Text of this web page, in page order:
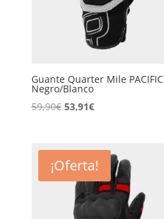
Guante Quarter Mile
Negro/Blanco
59,90€ El
era:
59,90€.
53,91€El
es:
53,91€.
¡Oferta!